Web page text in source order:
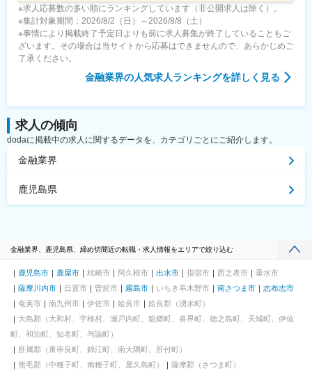
※求人応募数の多い順にランキングしています（非公開求人は除く）。
※集計対象期間：2026/8/2（日）～2026/8/8（土）
※事情により掲載終了予定日よりも前に求人募集が終了していることもご
ざいます。その場合は当サイトから応募はできませんので、あらかじめご
了承ください。
金融業界の人気求人ランキングを詳しく見る
求人の傾向
dodaに掲載中の求人に関するデータを、カテゴリごとにご紹介します。
金融業界
鹿児島県
金融業界、鹿児島県、締め切間近の転職・求人情報をエリアで絞り込む
鹿児島市 鹿屋市 枕崎市 阿久根市 出水市 指宿市 西之表市
垂水市
薩摩川内市
日置市 曽於市 霧島市 いちき串木野市 南さつま市
志布志市
奄美市
南九州市 伊佐市 姶良市
姶良郡（湧水町）
大島郡（大和村、宇検村、瀬戸内町、龍郷町、喜界町、徳之島町、天城町、伊仙
町、和泊町、知名町、与論町）
肝属郡（東串良町、錦江町、南大隅町、肝付町）
熊毛郡（中種子町、南種子町、屋久島町）
薩摩郡（さつま町）